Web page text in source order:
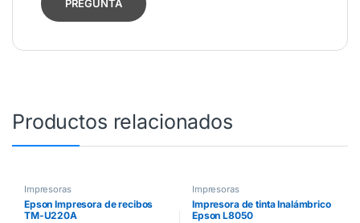
Productos relacionados
Impresoras
Epson Impresora de recibos
TM-U220A
Impresoras
Impresora de tinta Inalámbrico
Epson L8050